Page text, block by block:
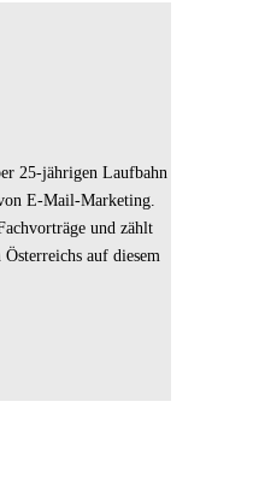
25-jährigen Laufbahn
E-Mail-Marketing.
und zählt
auf diesem